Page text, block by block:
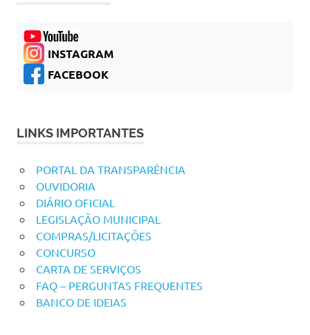
INSTAGRAM
FACEBOOK
LINKS IMPORTANTES
PORTAL DA TRANSPARÊNCIA
OUVIDORIA
DIÁRIO OFICIAL
LEGISLAÇÃO MUNICIPAL
COMPRAS/LICITAÇÕES
CONCURSO
CARTA DE SERVIÇOS
FAQ – PERGUNTAS FREQUENTES
BANCO DE IDEIAS